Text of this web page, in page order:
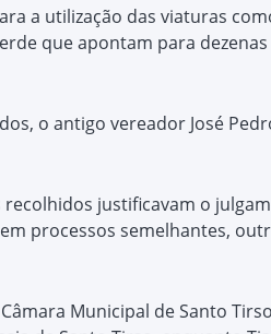
a utilização das viaturas
que apontam para
o antigo vereador José
justificavam o
processos semelhantes,
Municipal de Santo